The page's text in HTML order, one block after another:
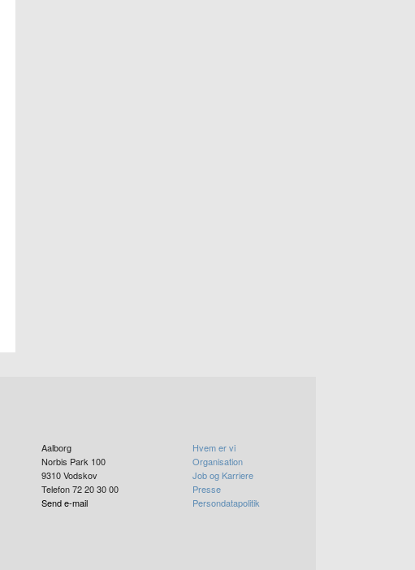
Aalborg
Norbis Park 100
9310 Vodskov
Telefon 72 20 30 00
Send e-mail
Hvem er vi
Organisation
Job og Karriere
Presse
Persondatapolitik